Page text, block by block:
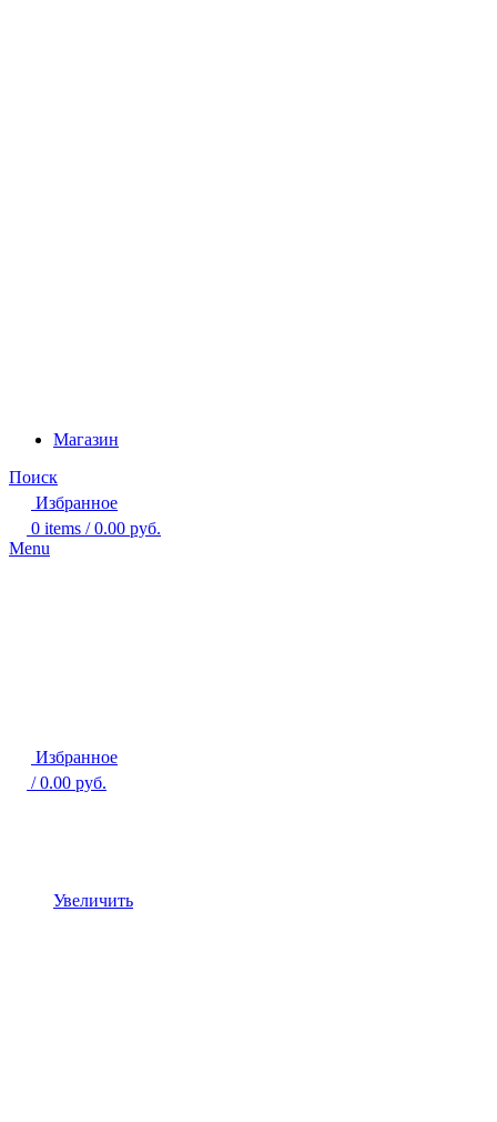
Магазин
Поиск
Избранное
0 items / 0.00 руб.
Menu
Избранное
/ 0.00 руб.
Увеличить